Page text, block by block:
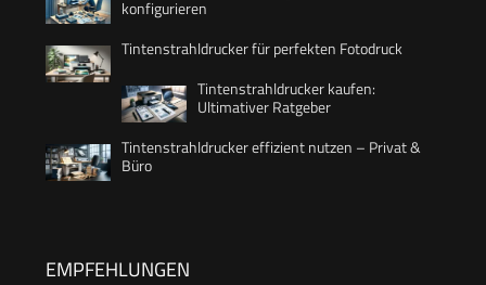
konfigurieren
Tintenstrahldrucker für perfekten Fotodruck
Tintenstrahldrucker kaufen:
Ultimativer Ratgeber
Tintenstrahldrucker effizient nutzen – Privat &
Büro
EMPFEHLUNGEN